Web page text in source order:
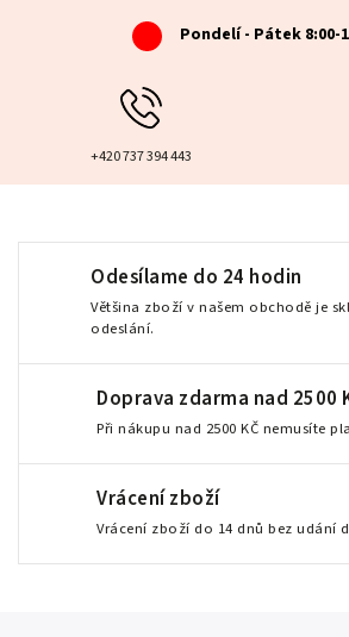
Pondelí - Pátek 8:00-
+420 737 394 443
Odesílame do 24 hodin
Většina zboží v našem obchodě je
odeslání.
Doprava zdarma nad 2500
Při nákupu nad 2500 KČ nemusíte
Vrácení zboží
Vrácení zboží do 14 dnů bez udání